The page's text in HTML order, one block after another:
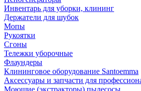
Инвентарь для уборки, клининг
Держатели для шубок
Мопы
Рукоятки
Сгоны
Тележки уборочные
Флаундеры
Клининговое оборудование Santoemma
Аксессуары и запчасти для
Моющие (экстракторы) пылесосы